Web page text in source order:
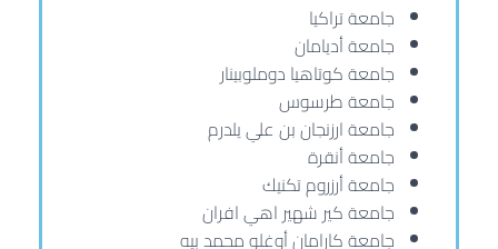
جامعة تراكيا
جامعة أديامان
جامعة كوتاهيا دوملوبينار
جامعة طرسوس
جامعة ارزنجان بن علي يلدرم
جامعة أنقرة
جامعة أرزروم تكنيك
جامعة كير شهير اهي افران
جامعة كارامان أوغلو محمد بيه